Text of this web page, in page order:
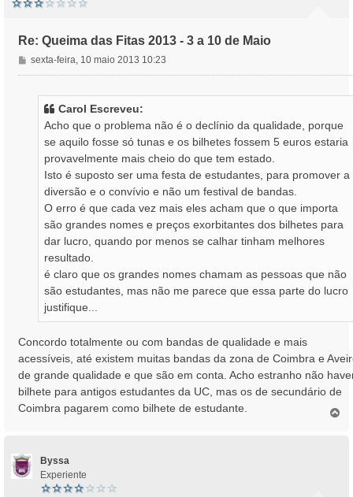
Re: Queima das Fitas 2013 - 3 a 10 de Maio
M
e
sexta-feira, 10 maio 2013 10:23
Carol Escreveu:
Acho que o problema não é o declínio da qualidade, porque
se aquilo fosse só tunas e os bilhetes fossem 5 euros estaria
provavelmente mais cheio do que tem estado.
Isto é suposto ser uma festa de estudantes, para promover a
diversão e o convívio e não um festival de bandas.
O erro é que cada vez mais eles acham que o que importa
são grandes nomes e preços exorbitantes dos bilhetes para
dar lucro, quando por menos se calhar tinham melhores
resultado.
é claro que os grandes nomes chamam as pessoas que não
são estudantes, mas não me parece que essa parte do lucro
justifique...
Concordo totalmente ou com bandas de qualidade e mais
acessíveis, até existem muitas bandas da zona de Coimbra e
de grande qualidade e que são em conta. Acho estranho não
bilhete para antigos estudantes da UC, mas os de secundário de
Coimbra pagarem como bilhete de estudante.
Byssa
Experiente